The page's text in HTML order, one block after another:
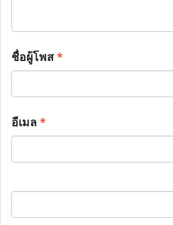
ชื่อผู้โพส*
อีเมล*